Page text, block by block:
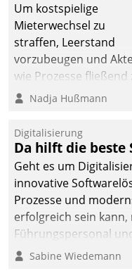
Um kostspielige
Mieterwechsel zu
straffen, Leerstand
vorzubeugen und
wie Prozesse fließend
vernetzen, nutzt die
Jahresbeginn eine
Überblick, Einsicht
Eingriff bietende
Zur Entwicklung setzte
man auf
Cloudtechnologie,
bewährte und
agile Projektmethoden.
Nadja Hußmann
Digitalisierung
Da hilft die beste
Geht es um
innovative
Prozesse und
erfolgreich sein kann,
Führungspersonal
verändern und
Sabine Wiedemann